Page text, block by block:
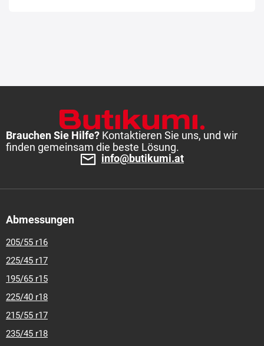
Brauchen Sie Hilfe? Kontaktieren Sie uns, und wir
finden gemeinsam die beste Lösung.
info@butikumi.at
Abmessungen
205/55 r16
225/45 r17
195/65 r15
225/40 r18
215/55 r17
235/45 r18